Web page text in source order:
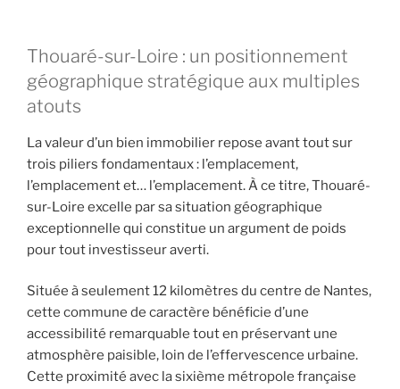
Thouaré-sur-Loire : un positionnement
géographique stratégique aux multiples
atouts
La valeur d’un bien immobilier repose avant tout sur
trois piliers fondamentaux : l’emplacement,
l’emplacement et… l’emplacement. À ce titre, Thouaré-
sur-Loire excelle par sa situation géographique
exceptionnelle qui constitue un argument de poids
pour tout investisseur averti.
Située à seulement 12 kilomètres du centre de Nantes,
cette commune de caractère bénéficie d’une
accessibilité remarquable tout en préservant une
atmosphère paisible, loin de l’effervescence urbaine.
Cette proximité avec la sixième métropole française